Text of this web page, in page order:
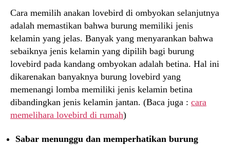
Cara memilih anakan lovebird di ombyokan selanjutnya
adalah memastikan bahwa burung memiliki jenis
kelamin yang jelas. Banyak yang menyarankan bahwa
sebaiknya jenis kelamin yang dipilih bagi burung
lovebird pada kandang ombyokan adalah betina. Hal ini
dikarenakan banyaknya burung lovebird yang
memenangi lomba memiliki jenis kelamin betina
dibandingkan jenis kelamin jantan. (Baca juga : cara
memelihara lovebird di rumah)
Sabar menunggu dan memperhatikan burung